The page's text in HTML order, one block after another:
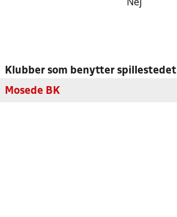
Nej
Klubber som benytter spillestedet
Mosede BK